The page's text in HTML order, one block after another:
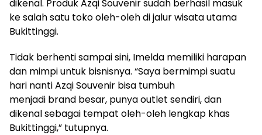
dikenal. Produk Azqi Souvenir sudah berhasil masuk
ke salah satu toko oleh-oleh di jalur wisata utama
Bukittinggi.
Tidak berhenti sampai sini, Imelda memiliki harapan
dan mimpi untuk bisnisnya. “Saya bermimpi suatu
hari nanti Azqi Souvenir bisa tumbuh
menjadi brand besar, punya outlet sendiri, dan
dikenal sebagai tempat oleh-oleh lengkap khas
Bukittinggi,” tutupnya.